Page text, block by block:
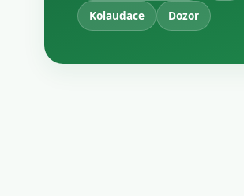
Kolaudace
Dozor